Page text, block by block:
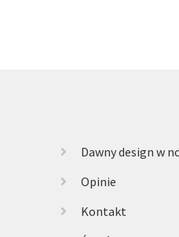
Dawny design w
Opinie
Kontakt